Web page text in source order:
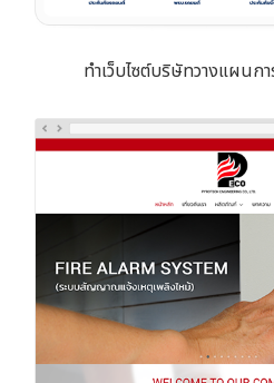
ทำเว็บไซต์บริษัทวางแผน